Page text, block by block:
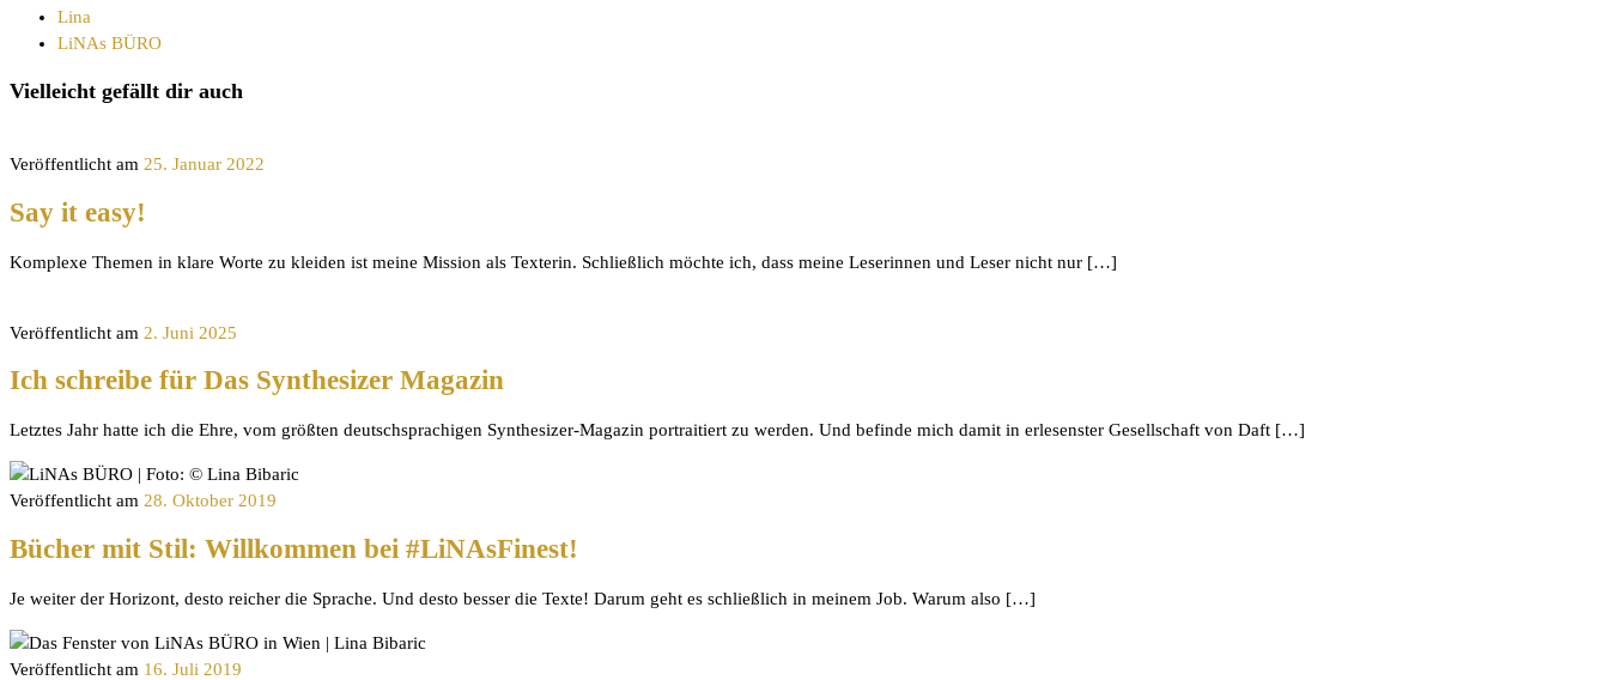
Lina
LiNAs BÜRO
Vielleicht gefällt dir auch
Veröffentlicht am 25. Januar 2022
Say it easy!
Komplexe Themen in klare Worte zu kleiden ist meine Mission als Texterin. Schließlich möchte ich, dass meine Leserinnen und Leser nicht nur […]
Veröffentlicht am 2. Juni 2025
Ich schreibe für Das Synthesizer Magazin
Letztes Jahr hatte ich die Ehre, vom größten deutschsprachigen Synthesizer-Magazin portraitiert zu werden. Und befinde mich damit in erlesenster Gesellschaft von Daft […]
Veröffentlicht am 28. Oktober 2019
Bücher mit Stil: Willkommen bei #LiNAsFinest!
Je weiter der Horizont, desto reicher die Sprache. Und desto besser die Texte! Darum geht es schließlich in meinem Job. Warum also […]
Veröffentlicht am 16. Juli 2019